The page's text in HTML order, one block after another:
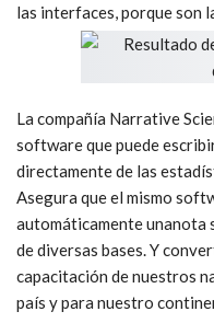
las interfaces, porque son
La compañía Narrative
software que puede
directamente de las
Asegura que el mismo
automáticamente unanota
de diversas bases. Y
capacitación de nuestros
país y para nuestro